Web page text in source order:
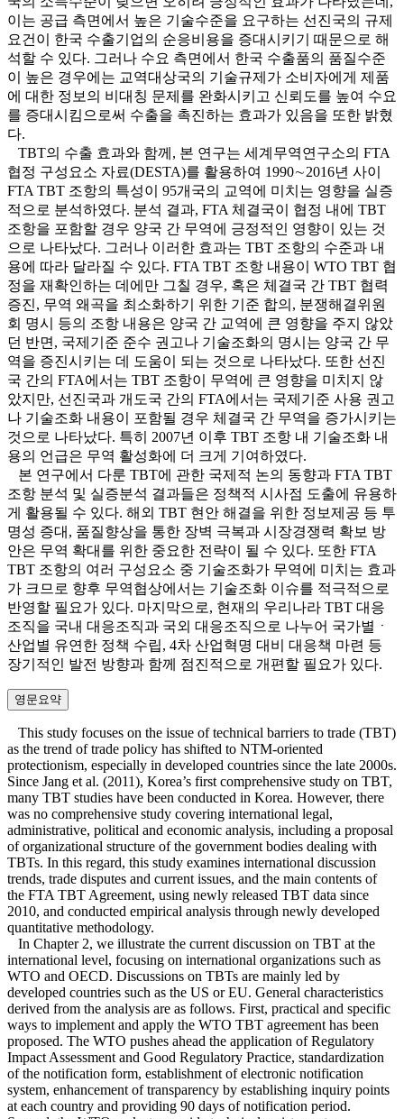
이는 공급 측면에서 높은 기술수준을 요구하는 선진국의 규제
요건이 한국 수출기업의 순응비용을 증대시키기 때문으로 해
석할 수 있다. 그러나 수요 측면에서 한국 수출품의 품질수준
이 높은 경우에는 교역대상국의 기술규제가 소비자에게 제품
에 대한 정보의 비대칭 문제를 완화시키고 신뢰도를 높여 수요
를 증대시킴으로써 수출을 촉진하는 효과가 있음을 또한 밝혔
다.
TBT의 수출 효과와 함께, 본 연구는 세계무역연구소의 FTA
협정 구성요소 자료(DESTA)를 활용하여 1990∼2016년 사이
FTA TBT 조항의 특성이 95개국의 교역에 미치는 영향을 실증
적으로 분석하였다. 분석 결과, FTA 체결국이 협정 내에 TBT
조항을 포함할 경우 양국 간 무역에 긍정적인 영향이 있는 것
으로 나타났다. 그러나 이러한 효과는 TBT 조항의 수준과 내
용에 따라 달라질 수 있다. FTA TBT 조항 내용이 WTO TBT 협
정을 재확인하는 데에만 그칠 경우, 혹은 체결국 간 TBT 협력
증진, 무역 왜곡을 최소화하기 위한 기준 합의, 분쟁해결위원
회 명시 등의 조항 내용은 양국 간 교역에 큰 영향을 주지 않았
던 반면, 국제기준 준수 권고나 기술조화의 명시는 양국 간 무
역을 증진시키는 데 도움이 되는 것으로 나타났다. 또한 선진
국 간의 FTA에서는 TBT 조항이 무역에 큰 영향을 미치지 않
았지만, 선진국과 개도국 간의 FTA에서는 국제기준 사용 권고
나 기술조화 내용이 포함될 경우 체결국 간 무역을 증가시키는
것으로 나타났다. 특히 2007년 이후 TBT 조항 내 기술조화 내
용의 언급은 무역 활성화에 더 크게 기여하였다.
본 연구에서 다룬 TBT에 관한 국제적 논의 동향과 FTA TBT
조항 분석 및 실증분석 결과들은 정책적 시사점 도출에 유용하
게 활용될 수 있다. 해외 TBT 현안 해결을 위한 정보제공 등 투
명성 증대, 품질향상을 통한 장벽 극복과 시장경쟁력 확보 방
안은 무역 확대를 위한 중요한 전략이 될 수 있다. 또한 FTA
TBT 조항의 여러 구성요소 중 기술조화가 무역에 미치는 효과
가 크므로 향후 무역협상에서는 기술조화 이슈를 적극적으로
반영할 필요가 있다. 마지막으로, 현재의 우리나라 TBT 대응
조직을 국내 대응조직과 국외 대응조직으로 나누어 국가별ㆍ
산업별 유연한 정책 수립, 4차 산업혁명 대비 대응책 마련 등
장기적인 발전 방향과 함께 점진적으로 개편할 필요가 있다.
영문요약
This study focuses on the issue of technical barriers to trade (TBT)
as the trend of trade policy has shifted to NTM-oriented
protectionism, especially in developed countries since the late 2000s.
Since Jang et al. (2011), Korea’s first comprehensive study on TBT,
many TBT studies have been conducted in Korea. However, there
was no comprehensive study covering international legal,
administrative, political and economic analysis, including a proposal
of organizational structure of the government bodies dealing with
TBTs. In this regard, this study examines international discussion
trends, trade disputes and current issues, and the main contents of
the FTA TBT Agreement, using newly released TBT data since
2010, and conducted empirical analysis through newly developed
quantitative methodology.
In Chapter 2, we illustrate the current discussion on TBT at the
international level, focusing on international organizations such as
WTO and OECD. Discussions on TBTs are mainly led by
developed countries such as the US or EU. General characteristics
derived from the analysis are as follows. First, practical and specific
ways to implement and apply the WTO TBT agreement has been
proposed. The WTO pushes ahead the application of Regulatory
Impact Assessment and Good Regulatory Practice, standardization
of the notification form, establishment of electronic notification
system, enhancement of transparency by establishing inquiry points
at each country and providing 90 days of notification period.